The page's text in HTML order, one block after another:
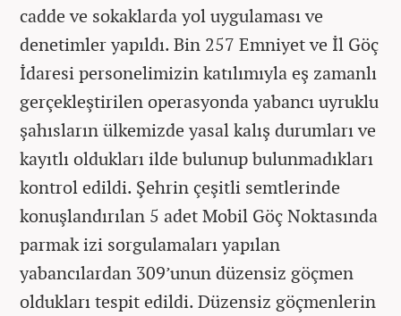
cadde ve sokaklarda yol uygulaması ve
denetimler yapıldı. Bin 257 Emniyet ve İl Göç
İdaresi personelimizin katılımıyla eş zamanlı
gerçekleştirilen operasyonda yabancı uyruklu
şahısların ülkemizde yasal kalış durumları ve
kayıtlı oldukları ilde bulunup bulunmadıkları
kontrol edildi. Şehrin çeşitli semtlerinde
konuşlandırılan 5 adet Mobil Göç Noktasında
parmak izi sorgulamaları yapılan
yabancılardan 309’unun düzensiz göçmen
oldukları tespit edildi. Düzensiz göçmenlerin